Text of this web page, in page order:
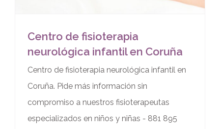
Centro de fisioterapia
neurológica infantil en Coruña
Centro de fisioterapia neurológica infantil en
Coruña. Pide más información sin
compromiso a nuestros fisioterapeutas
especializados en niños y niñas - 881 895